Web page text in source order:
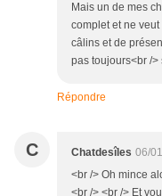
Mais un de mes
complet et ne
câlins et de
pas toujours<br />
Répondre
C Chatdesîles 06/
<br /> Oh mince
<br /> <br /> Et